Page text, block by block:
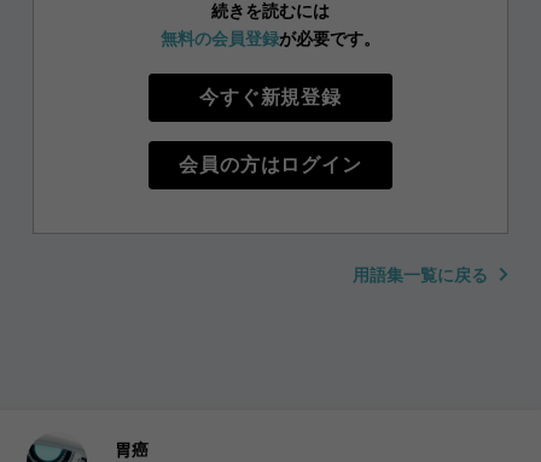
続きを読むには
無料の会員登録が必要です。
今すぐ新規登録
会員の方はログイン
用語集一覧に戻る
胃癌